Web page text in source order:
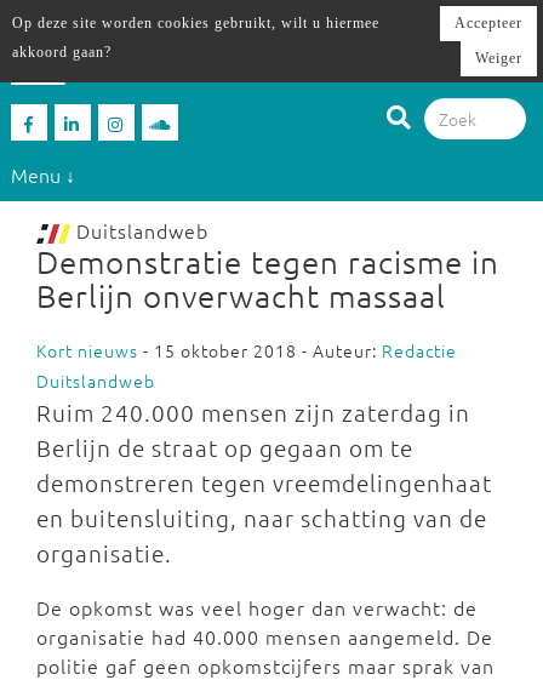
Menu ↓
Duitslandweb
Demonstratie tegen racisme in
Berlijn onverwacht massaal
Kort nieuws - 15 oktober 2018 - Auteur: Redactie
Duitslandweb
Ruim 240.000 mensen zijn zaterdag in
Berlijn de straat op gegaan om te
demonstreren tegen vreemdelingenhaat
en buitensluiting, naar schatting van de
organisatie.
De opkomst was veel hoger dan verwacht: de
organisatie had 40.000 mensen aangemeld. De
politie gaf geen opkomstcijfers maar sprak van
Op deze site worden cookies gebruikt, wilt u hiermee
akkoord gaan?
Accepteer
Weiger